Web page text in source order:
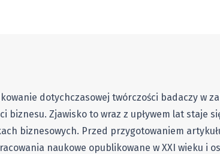
dotychczasowej twórczości badaczy w
biznesu. Zjawisko to wraz z upływem lat staje
biznesowych. Przed przygotowaniem
naukowe opublikowane w XXI wieku i